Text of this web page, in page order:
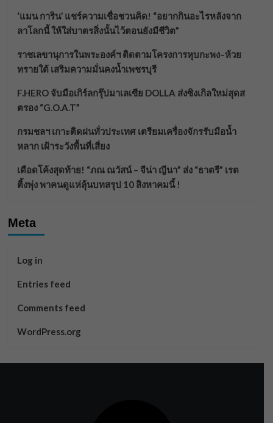
‘แมน การิน’ แชร์ความเชื่อชวนคิด! “อยากกินอะไรหลังจาก
ลาโลกนี้ ให้ใส่บาตรสิ่งนั้นไว้ตอนยังมีชีวิต”
ราชเลขานุการในพระองค์ฯ ติดตามโครงการหุบกะพง–ห้วย
ทรายใต้ เสริมความมั่นคงน้ำเพชรบุรี
F.HERO จับมือเกิร์ลกรุ๊ปมาเลเซีย DOLLA ส่งซิงเกิลใหม่สุดส
ตรอง “G.O.A.T”
กรมชลฯ เกาะติดฝนทั่วประเทศ เตรียมเครื่องจักรรับมือน้ำ
หลาก เฝ้าระวังพื้นที่เสี่ยง
เดือดโค้งสุดท้าย! “ภณ ณวัสน์ – จีน่า ญีนา” ส่ง “ธาตรี” เรต
ติ้งพุ่ง พาคนดูแห่ลุ้นบทสรุป 10 สิงหาคมนี้ !
Meta
Log in
Entries feed
Comments feed
WordPress.org